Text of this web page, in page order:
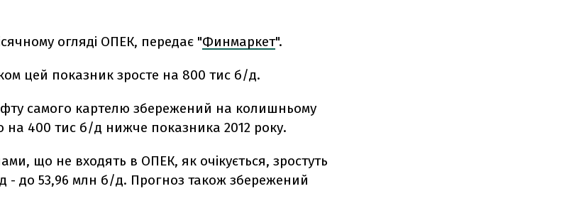
огляді ОПЕК, передає "Финмаркет".
цей показник зросте на 800 тис б/д.
самого картелю збережений на колишньому
на 400 тис б/д нижче показника 2012 року.
що не входять в ОПЕК, як очікується, зростуть
- до 53,96 млн б/д. Прогноз також збережений